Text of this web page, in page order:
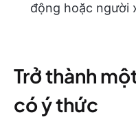
động hoặc người
Trở thành
có ý thức